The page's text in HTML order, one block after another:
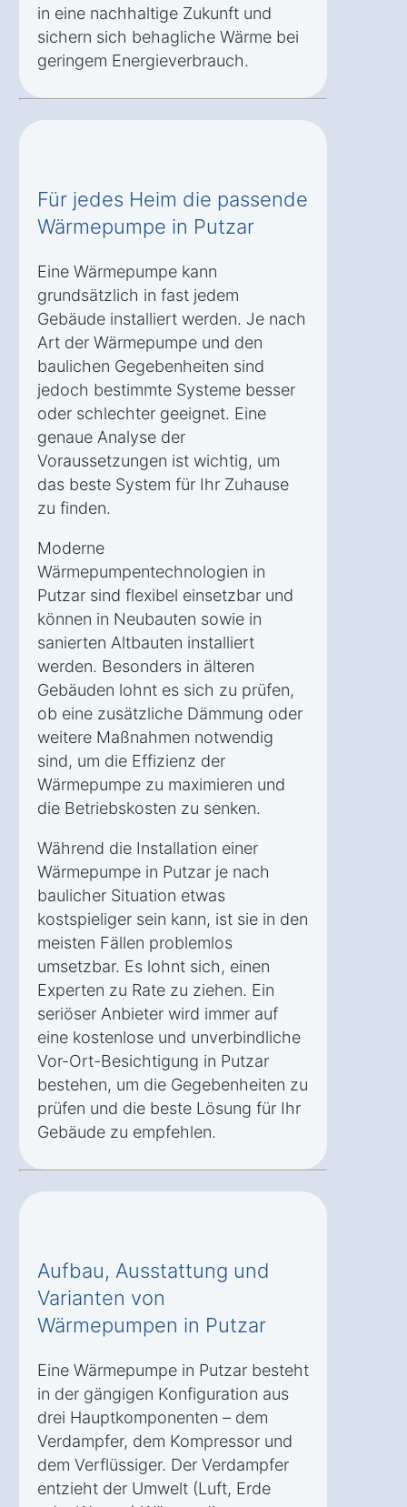
in eine nachhaltige Zukunft und
sichern sich behagliche Wärme bei
geringem Energieverbrauch.
Für jedes Heim die passende
Wärmepumpe in Putzar
Eine Wärmepumpe kann
grundsätzlich in fast jedem
Gebäude installiert werden. Je nach
Art der Wärmepumpe und den
baulichen Gegebenheiten sind
jedoch bestimmte Systeme besser
oder schlechter geeignet. Eine
genaue Analyse der
Voraussetzungen ist wichtig, um
das beste System für Ihr Zuhause
zu finden.
Moderne
Wärmepumpentechnologien in
Putzar sind flexibel einsetzbar und
können in Neubauten sowie in
sanierten Altbauten installiert
werden. Besonders in älteren
Gebäuden lohnt es sich zu prüfen,
ob eine zusätzliche Dämmung oder
weitere Maßnahmen notwendig
sind, um die Effizienz der
Wärmepumpe zu maximieren und
die Betriebskosten zu senken.
Während die Installation einer
Wärmepumpe in Putzar je nach
baulicher Situation etwas
kostspieliger sein kann, ist sie in den
meisten Fällen problemlos
umsetzbar. Es lohnt sich, einen
Experten zu Rate zu ziehen. Ein
seriöser Anbieter wird immer auf
eine kostenlose und unverbindliche
Vor-Ort-Besichtigung in Putzar
bestehen, um die Gegebenheiten zu
prüfen und die beste Lösung für Ihr
Gebäude zu empfehlen.
Aufbau, Ausstattung und
Varianten von
Wärmepumpen in Putzar
Eine Wärmepumpe in Putzar besteht
in der gängigen Konfiguration aus
drei Hauptkomponenten – dem
Verdampfer, dem Kompressor und
dem Verflüssiger. Der Verdampfer
entzieht der Umwelt (Luft, Erde